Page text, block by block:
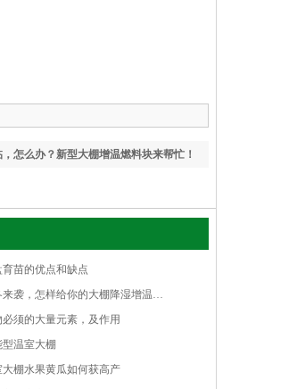
怎么办？新型大棚增温燃料块来帮忙！
育苗的优点和缺点
来袭，怎样给你的大棚降湿增温…
必须的大量元素，及作用
型温室大棚
大棚水果黄瓜如何获高产